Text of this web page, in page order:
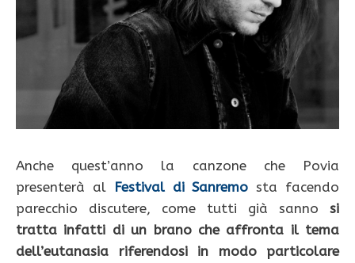
Anche quest’anno la canzone che Povia
presenterà al Festival di Sanremo sta facendo
parecchio discutere, come tutti già sanno si
tratta infatti di un brano che affronta il tema
dell’eutanasia riferendosi in modo particolare